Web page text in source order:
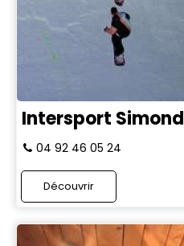
Intersport Simond
04 92 46 05 24
Découvrir